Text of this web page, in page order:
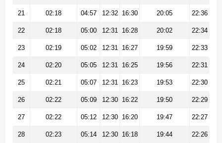
21 02:18 04:57 12:32 16:30 20:05 22:36
22 02:18 05:00 12:31 16:28 20:02 22:34
23 02:19 05:02 12:31 16:27 19:59 22:33
24 02:20 05:05 12:31 16:25 19:56 22:31
25 02:21 05:07 12:31 16:23 19:53 22:30
26 02:22 05:09 12:30 16:22 19:50 22:29
27 02:22 05:12 12:30 16:20 19:47 22:27
28 02:23 05:14 12:30 16:18 19:44 22:26